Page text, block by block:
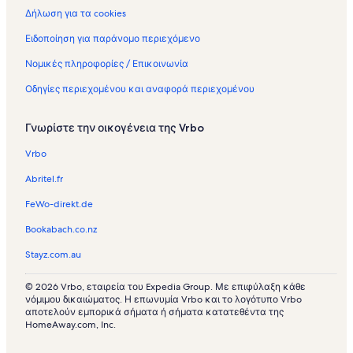
μ
ε
ν
ς
α
κ
ί
ε
σ
ο
π
ο
ο
ρ
ι
μ
ε
ε
κ
ο
ι
κ
ί
ς
τ
ν
ρ
ο
ο
ρ
Δήλωση για τα cookies
Ειδοποίηση για παράνομο περιεχόμενο
Νομικές πληροφορίες / Επικοινωνία
Οδηγίες περιεχομένου και αναφορά περιεχομένου
Γνωρίστε την οικογένεια της Vrbo
Vrbo
Abritel.fr
FeWo-direkt.de
Bookabach.co.nz
Stayz.com.au
© 2026 Vrbo, εταιρεία του Expedia Group. Με επιφύλαξη κάθε
νόμιμου δικαιώματος. Η επωνυμία Vrbo και το λογότυπο Vrbo
αποτελούν εμπορικά σήματα ή σήματα κατατεθέντα της
HomeAway.com, Inc.